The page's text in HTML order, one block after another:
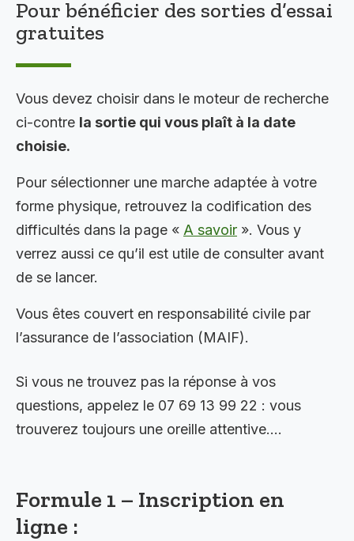
Pour bénéficier des sorties d’essai
gratuites
Vous devez choisir dans le moteur de recherche
ci-contre la sortie qui vous plaît à la date
choisie.
Pour sélectionner une marche adaptée à votre
forme physique, retrouvez la codification des
difficultés dans la page « A savoir ». Vous y
verrez aussi ce qu’il est utile de consulter avant
de se lancer.
Vous êtes couvert en responsabilité civile par
l’assurance de l’association (MAIF).
Si vous ne trouvez pas la réponse à vos
questions, appelez le 07 69 13 99 22 : vous
trouverez toujours une oreille attentive….
Formule 1 – Inscription en
ligne :